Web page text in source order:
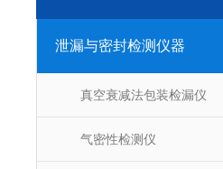
泄漏与密封检测仪器
真空衰减法包装检漏仪
气密性检测仪